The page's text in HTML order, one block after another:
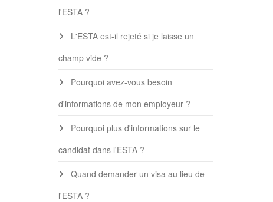
l'ESTA ?
L'ESTA est-il rejeté si je laisse un
champ vide ?
Pourquoi avez-vous besoin
d'informations de mon employeur ?
Pourquoi plus d'informations sur le
candidat dans l'ESTA ?
Quand demander un visa au lieu de
l'ESTA ?